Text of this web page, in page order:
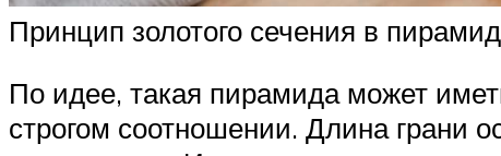
Принцип золотого сечения в
По идее, такая пирамида может
строгом соотношении. Длина грани